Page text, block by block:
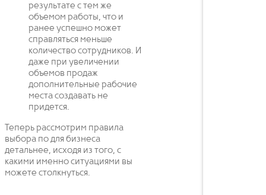
результате с тем же
объемом работы, что и
ранее успешно может
справляться меньше
количество сотрудников. И
даже при увеличении
объемов продаж
дополнительные рабочие
места создавать не
придется.
Теперь рассмотрим правила
выбора по для бизнеса
детальнее, исходя из того, с
какими именно ситуациями вы
можете столкнуться.